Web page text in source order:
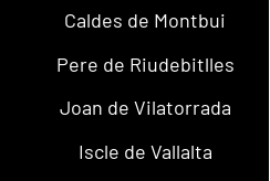
Caldes de Montbui
Pere de Riudebitlles
Joan de Vilatorrada
Iscle de Vallalta